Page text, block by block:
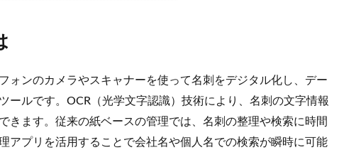
ォンのカメラやスキャナーを使って名刺をデジタル化し、デー
ールです。OCR（光学文字認識）技術により、名刺の文字情報
きます。従来の紙ベースの管理では、名刺の整理や検索に時間
アプリを活用することで会社名や個人名での検索が瞬時に可能